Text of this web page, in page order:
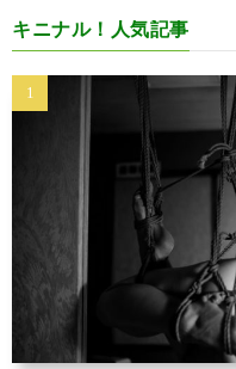
キニナル！人気記事